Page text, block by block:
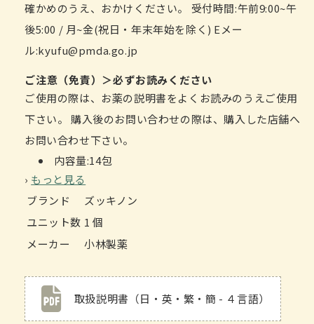
確かめのうえ、おかけください。 受付時間:午前9:00~午
後5:00 / 月~金(祝日・年末年始を除く) Eメー
ル:kyufu@pmda.go.jp
ご注意（免責）＞必ずお読みください
ご使用の際は、お薬の説明書をよくお読みのうえご使用
下さい。 購入後のお問い合わせの際は、購入した店舗へ
お問い合わせ下さい。
内容量:14包
› もっと見る
ブランド
ズッキノン
ユニット数 1 個
メーカー
小林製薬
取扱説明書（日・英・繁・簡 - ４言語）